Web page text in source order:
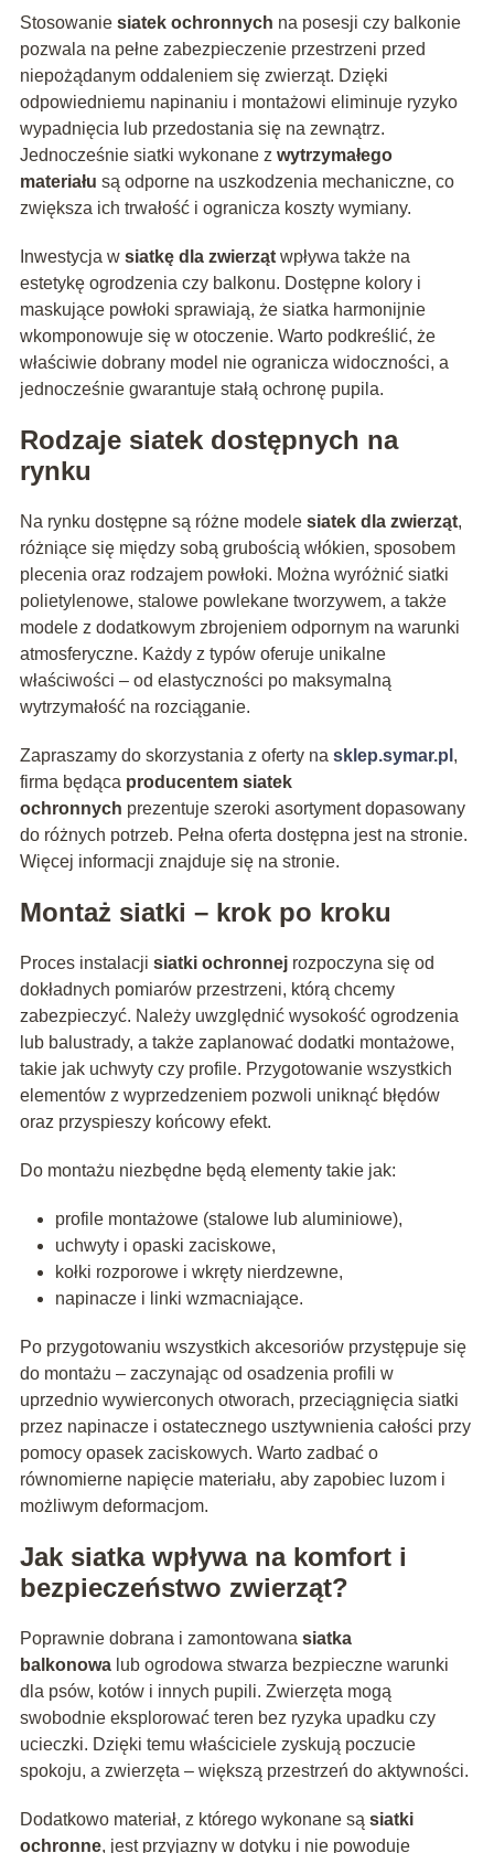
Stosowanie siatek ochronnych na posesji czy balkonie
pozwala na pełne zabezpieczenie przestrzeni przed
niepożądanym oddaleniem się zwierząt. Dzięki
odpowiedniemu napinaniu i montażowi eliminuje ryzyko
wypadnięcia lub przedostania się na zewnątrz.
Jednocześnie siatki wykonane z wytrzymałego
materiału są odporne na uszkodzenia mechaniczne, co
zwiększa ich trwałość i ogranicza koszty wymiany.
Inwestycja w siatkę dla zwierzątwpływa także na
estetykę ogrodzenia czy balkonu. Dostępne kolory i
maskujące powłoki sprawiają, że siatka harmonijnie
wkomponowuje się w otoczenie. Warto podkreślić, że
właściwie dobrany model nie ogranicza widoczności, a
jednocześnie gwarantuje stałą ochronę pupila.
Rodzaje siatek dostępnych na
rynku
Na rynku dostępne są różne modele siatek dla zwierząt,
różniące się między sobą grubością włókien, sposobem
plecenia oraz rodzajem powłoki. Można wyróżnić siatki
polietylenowe, stalowe powlekane tworzywem, a także
modele z dodatkowym zbrojeniem odpornym na warunki
atmosferyczne. Każdy z typów oferuje unikalne
właściwości – od elastyczności po maksymalną
wytrzymałość na rozciąganie.
Zapraszamy do skorzystania z oferty na sklep.symar.pl ,
firma będąca producentem siatek
ochronnych prezentuje szeroki asortyment dopasowany
do różnych potrzeb. Pełna oferta dostępna jest na stronie.
Więcej informacji znajduje się na stronie.
Montaż siatki – krok po kroku
Proces instalacji siatki ochronnejrozpoczyna się od
dokładnych pomiarów przestrzeni, którą chcemy
zabezpieczyć. Należy uwzględnić wysokość ogrodzenia
lub balustrady, a także zaplanować dodatki montażowe,
takie jak uchwyty czy profile. Przygotowanie wszystkich
elementów z wyprzedzeniem pozwoli uniknąć błędów
oraz przyspieszy końcowy efekt.
Do montażu niezbędne będą elementy takie jak:
profile montażowe (stalowe lub aluminiowe),
uchwyty i opaski zaciskowe,
kołki rozporowe i wkręty nierdzewne,
napinacze i linki wzmacniające.
Po przygotowaniu wszystkich akcesoriów przystępuje się
do montażu – zaczynając od osadzenia profili w
uprzednio wywierconych otworach, przeciągnięcia siatki
przez napinacze i ostatecznego usztywnienia całości przy
pomocy opasek zaciskowych. Warto zadbać o
równomierne napięcie materiału, aby zapobiec luzom i
możliwym deformacjom.
Jak siatka wpływa na komfort i
bezpieczeństwo zwierząt?
Poprawnie dobrana i zamontowana siatka
balkonowalub ogrodowa stwarza bezpieczne warunki
dla psów, kotów i innych pupili. Zwierzęta mogą
swobodnie eksplorować teren bez ryzyka upadku czy
ucieczki. Dzięki temu właściciele zyskują poczucie
spokoju, a zwierzęta – większą przestrzeń do aktywności.
Dodatkowo materiał, z którego wykonane są siatki
ochronne, jest przyjazny w dotyku i nie powoduje